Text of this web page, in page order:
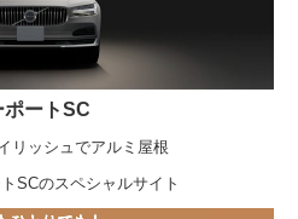
ポートSC
リッシュでアルミ屋根
SCのスペシャルサイト